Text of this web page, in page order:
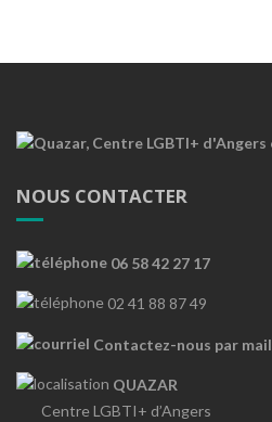
NOUS CONTACTER
06 58 42 27 17
02 41 88 87 49
Contactez-nous par mail
QUAZAR
Centre LGBTI+ d’Angers